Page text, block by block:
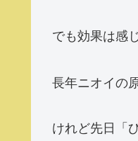
でも効果は感
長年ニオイの
けれど先日「